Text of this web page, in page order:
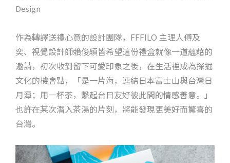
Design
作為轉譯送禮心意的設計團隊，FFFILO 主理人傅及
奕、視覺設計師賴俊穎皆希望這份禮盒就像一道蘊藉的
邀請，初次收到留下可愛印象之後，在生活裡成為探掘
文化的機會點，「是一片海，連結日本富士山與台灣日
月潭；用一杯茶，繫起台日友好彼此間的情感善意。」
也許在某次潛入茶湯的片刻，將能發現更美好而驚喜的
台灣。